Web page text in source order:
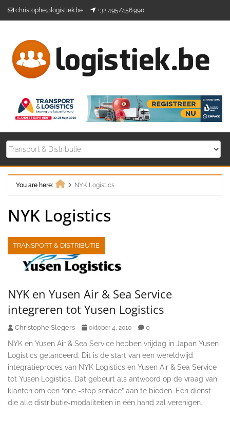
christophe@logistiek.be +32 495/456.990
You are here:
NYK Logistics
NYK Logistics
TRANSPORT & DISTRIBUTIE
NYK en Yusen Air & Sea Service
integreren tot Yusen Logistics
Christophe Slegers oktober 4, 2010 0
NYK en Yusen Air & Sea Service hebben vrijdag in Japan Yusen
Logistics gelanceerd. Dit is de start van een wereldwijd
integratieproces van NYK Logistics en Yusen Air & Sea Service
tot Yusen Logistics. Dat gebeurt als antwoord op de vraag van
klanten om een “one -stop service” aan te bieden. Een dienst
die alle distributie-modaliteiten in één hand zal verenigen.